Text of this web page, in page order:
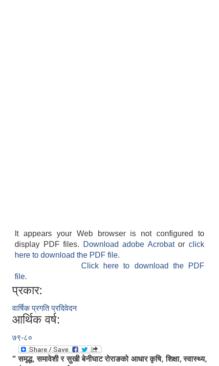
It appears your Web browser is not configured to
display PDF files.
Download adobe Acrobatorclick
here to download the PDF file.
Click here to download the PDF
file.
प्रकार:
वार्षिक प्रगति प्रदिवेदन
आर्थिक वर्ष:
७९-८०
" समृद्ध, समावेशी र सुखी बेनीघाट रोराङको आधार कृषि, शिक्षा, स्वास्थ्य,